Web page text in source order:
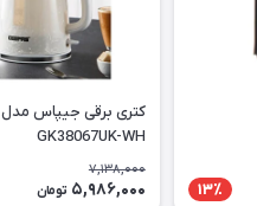
13٪
کتری برقی جیپاس مدل
GK38067UK-WH
7,138,000
5,986,000 تومان